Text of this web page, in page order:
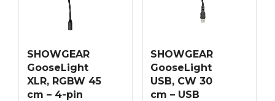
SHOWGEAR
GooseLight
XLR, RGBW 45
cm – 4-pin
SHOWGEAR
GooseLight
USB, CW 30
cm – USB